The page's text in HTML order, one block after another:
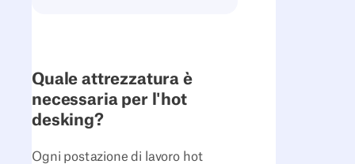
Quale attrezzatura è
necessaria per l'hot
desking?
Ogni postazione di lavoro hot